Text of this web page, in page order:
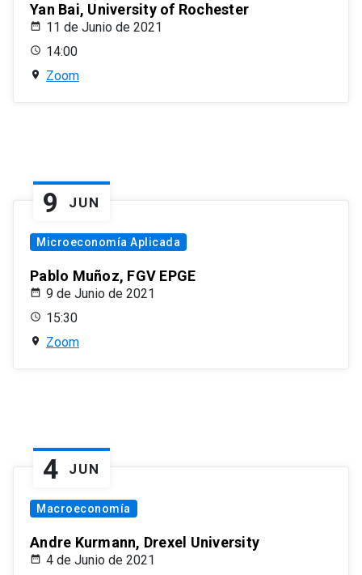
Yan Bai, University of Rochester
11 de Junio de 2021
14:00
Zoom
9 JUN
Microeconomía Aplicada
Pablo Muñoz, FGV EPGE
9 de Junio de 2021
15:30
Zoom
4 JUN
Macroeconomía
Andre Kurmann, Drexel University
4 de Junio de 2021